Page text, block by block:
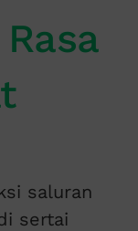
saluran
sertai